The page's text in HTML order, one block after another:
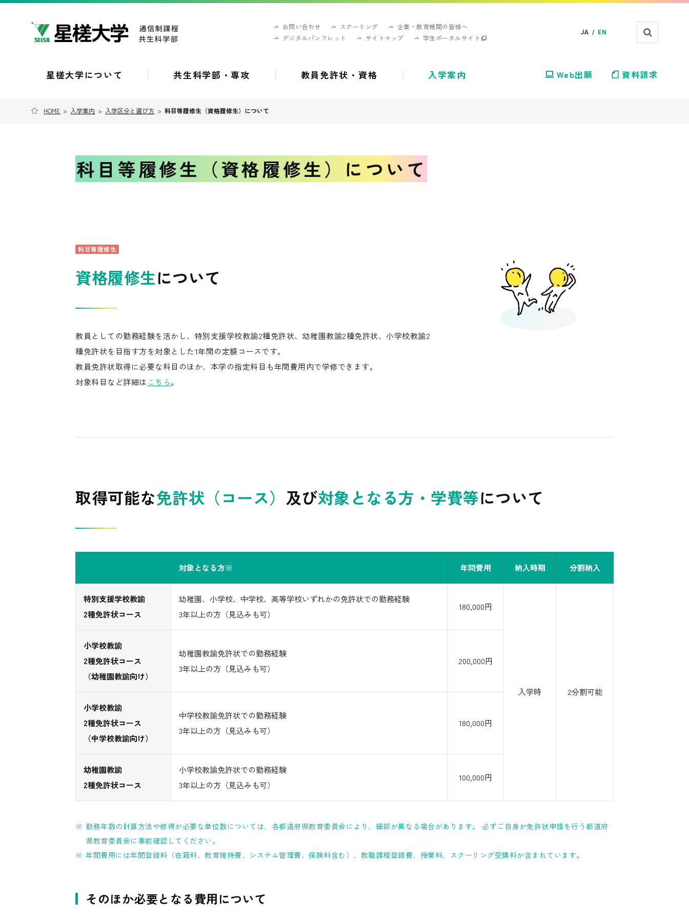
お問い合わせ スクーリング
企業・教育機関の皆様へ
デジタルパンフレット
サイトマップ 学生ポータルサイト
JA / EN
星槎大学について 共生科学部・専攻 教員免許状・資格 入学案内 Web出願 資料請求
HOME > 入学案内 > 入学区分と選び方 >科目等履修生（資格履修生）について
科目等履修生（資格履修生）について
科目等履修生
資格履修生について
教員としての勤務経験を活かし、特別支援学校教諭2種免許状、幼稚園教諭2種免許状、小学校教諭2
種免許状を目指す方を対象とした1年間の定額コースです。
教員免許状取得に必要な科目のほか、本学の指定科目も年間費用内で学修できます。
対象科目など詳細は こちら。
取得可能な免許状（コース） 及び対象となる方・学費等について
対象となる方※ 年間費用 納入時期 分割納入
特別支援学校教諭
2種免許状コース
幼稚園、小学校、中学校、高等学校いずれかの免許状での勤務経験
3年以上の方（見込みも可）
180,000円
入学時 2分割可能
小学校教諭
2種免許状コース
（幼稚園教諭向け）
幼稚園教諭免許状での勤務経験
3年以上の方（見込みも可）
200,000円
小学校教諭
2種免許状コース
（中学校教諭向け）
中学校教諭免許状での勤務経験
3年以上の方（見込みも可）
180,000円
幼稚園教諭
2種免許状コース
小学校教諭免許状での勤務経験
3年以上の方（見込みも可）
100,000円
勤務年数の計算方法や修得が必要な単位数については、各都道府県教育委員会により、細部が異なる場合があります。 必ずご自身が免許状申請を行う都道府
県教育委員会に事前確認してください。
年間費用には年間登録料（在籍料、教育維持費、システム管理費、保険料含む）、教職課程登録費、授業料、スクーリング受講料が含まれています。
そのほか必要となる費用について